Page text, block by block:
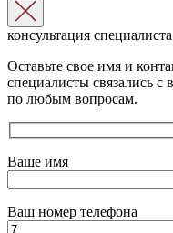
консультация специалиста
Оставьте свое имя и
специалисты связались с
по любым вопросам.
Ваше имя
Ваш номер телефона